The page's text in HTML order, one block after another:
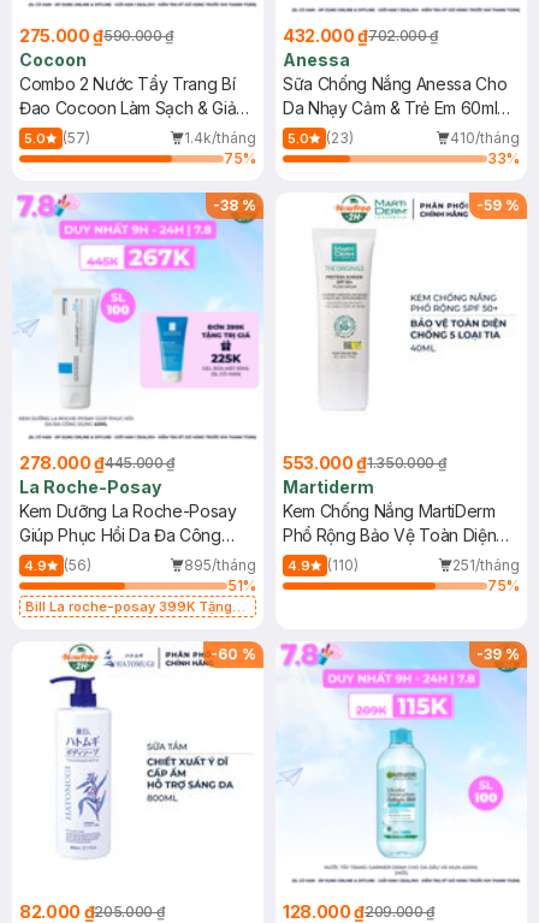
275.000 ₫590.000 ₫
Cocoon
Combo 2 Nước Tẩy Trang Bí
Đao Cocoon Làm Sạch & Giảm
Dầu 500ml
5.0 (57)
1.4k/tháng
75%
432.000 ₫702.000 ₫
Anessa
Sữa Chống Nắng Anessa Cho
Da Nhạy Cảm & Trẻ Em 60ml
(Mới)
5.0 (23)
410/tháng
33%
-38%
278.000 ₫445.000 ₫
La Roche-Posay
Kem Dưỡng La Roche-Posay
Giúp Phục Hồi Da Đa Công
Dụng 40ml
4.9 (56)
895/tháng
51%
Bill La roche-posay 399K Tặng
(SL có hạn)
-59 %
553.000 ₫1.350.000 ₫
Martiderm
Kem Chống Nắng MartiDerm
Phổ Rộng Bảo Vệ Toàn Diện
40ml
4.9 (110)
251/tháng
75%
-60 %
82.000 ₫205.000 ₫
-39%
128.000 ₫209.000 ₫